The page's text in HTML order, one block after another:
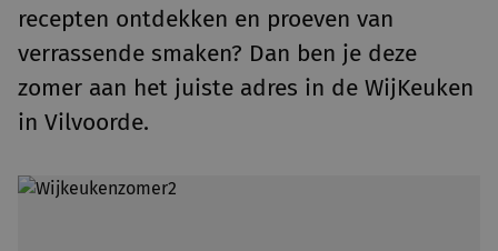
recepten ontdekken en proeven van
verrassende smaken? Dan ben je deze
zomer aan het juiste adres in de WijKeuken
in Vilvoorde.